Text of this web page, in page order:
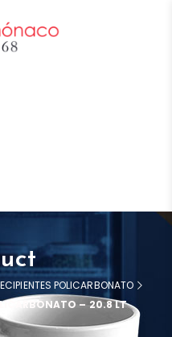
POLICARBONATO
– 20.8 LT